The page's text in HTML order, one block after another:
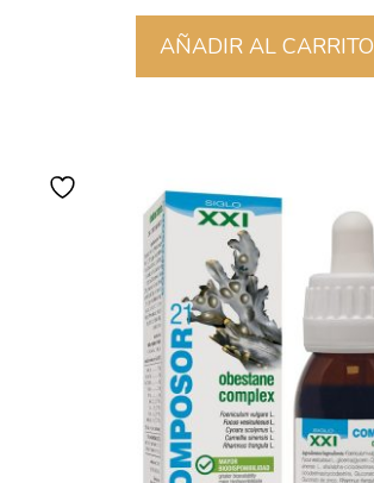
AÑADIR AL CARRITO